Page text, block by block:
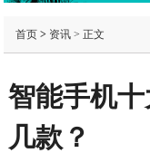
首页> 资讯> 正文
智能手机
几款？